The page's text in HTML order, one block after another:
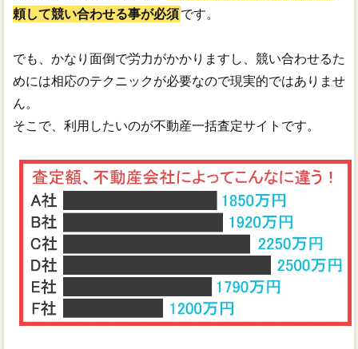
頼して競い合わせる事が必須です。
でも、かなり面倒で労力がかかりますし、競い合わせるた
めには相応のテクニックが必要なので現実的ではありませ
ん。
そこで、利用したいのが不動産一括査定サイトです。